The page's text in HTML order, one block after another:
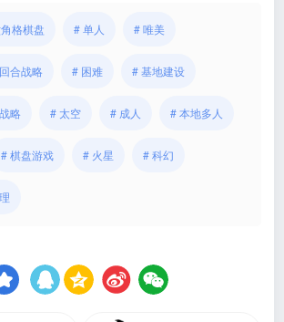
格棋盘 # 单人 # 唯美
合战略 # 困难 # 基地建设
略 # 太空 # 成人 # 本地多人
# 棋盘游戏 # 火星 # 科幻